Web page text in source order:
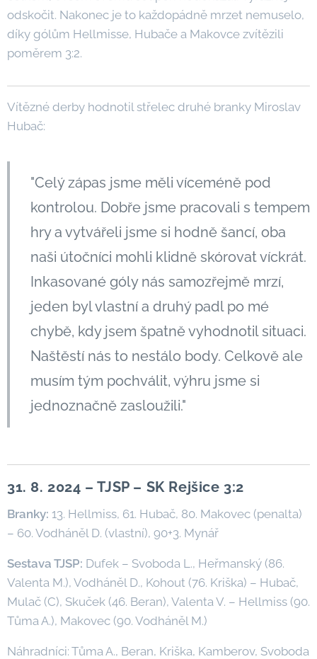
odskočit. Nakonec je to každopádně mrzet nemuselo,
díky gólům Hellmisse, Hubače a Makovce zvítězili
poměrem 3:2.
Vítězné derby hodnotil střelec druhé branky Miroslav
Hubač:
"Celý zápas jsme měli víceméně pod
kontrolou. Dobře jsme pracovali s tempem
hry a vytvářeli jsme si hodně šancí, oba
naši útočníci mohli klidně skórovat víckrát.
Inkasované góly nás samozřejmě mrzí,
jeden byl vlastní a druhý padl po mé
chybě, kdy jsem špatně vyhodnotil situaci.
Naštěstí nás to nestálo body. Celkově ale
musím tým pochválit, výhru jsme si
jednoznačně zasloužili."
31. 8. 2024 – TJSP – SK Rejšice 3:2
Branky: 13. Hellmiss, 61. Hubač, 80. Makovec (penalta)
– 60. Vodháněl D. (vlastní), 90+3. Mynář
Sestava TJSP: Dufek – Svoboda L., Heřmanský (86.
Valenta M.), Vodháněl D., Kohout (76. Kriška) – Hubač,
Mulač (C), Skuček (46. Beran), Valenta V. – Hellmiss (90.
Tůma A.), Makovec (90. Vodháněl M.)
Náhradníci: Tůma A., Beran, Kriška, Kamberov, Svoboda